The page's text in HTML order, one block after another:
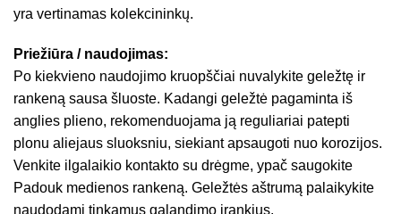
yra vertinamas kolekcininkų.
Priežiūra / naudojimas:
Po kiekvieno naudojimo kruopščiai nuvalykite geležtę ir
rankeną sausa šluoste. Kadangi geležtė pagaminta iš
anglies plieno, rekomenduojama ją reguliariai patepti
plonu aliejaus sluoksniu, siekiant apsaugoti nuo korozijos.
Venkite ilgalaikio kontakto su drėgme, ypač saugokite
Padouk medienos rankeną. Geležtės aštrumą palaikykite
naudodami tinkamus galandimo įrankius.